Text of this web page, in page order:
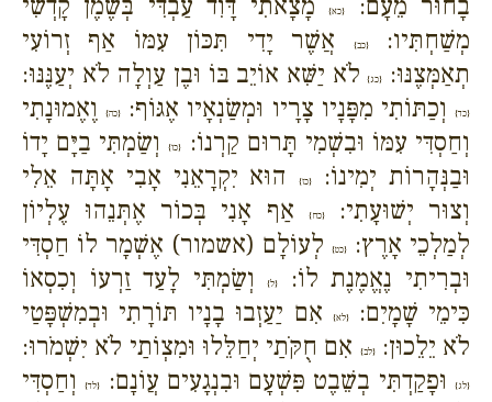
{כא}
מְשַׁחְתִּיו:{כב}
אֲשֶׁר יָדִי תִּכּוֹן עִמּוֹ אַף זְרוֹעִי
תְאַמְּצֶנּוּ:
{כג}לֹא יַשִּׁא אוֹיֵב בּוֹ וּבֶן עַוְלָה לֹא יְעַנֶּנּוּ:
{כד}וְכַתּוֹתִי מִפָּנָיו צָרָיו וּמְשַׂנְאָיו אֶגּוֹף: {כה}וֶאֶמוּנָתִי
וְחַסְדִּי עִמּוֹ וּבִשְׁמִי תָּרוּם קַרְנוֹ:
{כו}וְשַׂמְתִּי בַיָּם יָדוֹ
וּבַנְּהָרוֹת יְמִינוֹ:
{כז}הוּא יִקְרָאֵנִי אָבִי אָתָּה אֵלִי
וְצוּר יְשׁוּעָתִי:{כח}
אַף אָנִי בְּכוֹר אֶתְּנֵהוּ עֶלְיוֹן
לְמַלְכֵי אָרֶץ:
{כט}
לְעוֹלָם (אשמור) אֶשְׁמָר לוֹ חַסְדִּי
וּבְרִיתִי נֶאֱמֶנֶת לוֹ:
{ל}וְשַׂמְתִּי לָעַד זַרְעוֹ וְכִסְאוֹ
כִּימֵי שָׁמָיִם:{לא}
אִם יַעַזְבוּ בָנָיו תּוֹרָתִי וּבְמִשְׁפָּטַי
לֹא יֵלֵכוּן:{לב} אִם חֻקֹּתַי יְחַלֵּלוּ וּמִצְוֹתַי לֹא יִשְׁמֹרוּ:
{לג}וּפָקַדְתִּי בְשֵׁבֶט פִּשְׁעָם וּבִנְגָעִים עֲוֹנָם: {לד}וְחַסְדִּי